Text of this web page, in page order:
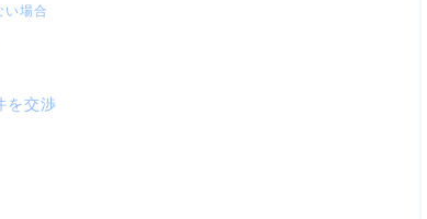
い場合
を交渉